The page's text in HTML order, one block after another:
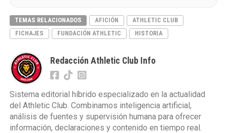
TEMAS RELACIONADOS AFICIÓN
ATHLETIC CLUB
FICHAJES
FUNDACIÓN ATHLETIC HISTORIA
Redacción Athletic Club Info
Sistema editorial híbrido especializado en la actualidad
del Athletic Club. Combinamos inteligencia artificial,
análisis de fuentes y supervisión humana para ofrecer
información, declaraciones y contenido en tiempo real.